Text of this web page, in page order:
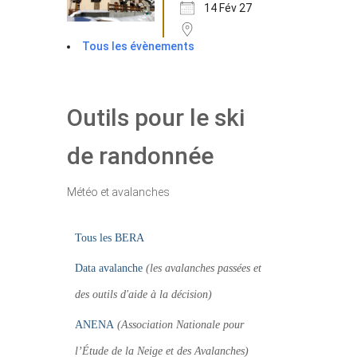
14 Fév 27
Tous les évènements
Outils pour le ski
de randonnée
Météo et avalanches
Tous les BERA
Data avalanche (les avalanches passées et
des outils d'aide à la décision)
ANENA (Association Nationale pour
l’Étude de la Neige et des Avalanches)